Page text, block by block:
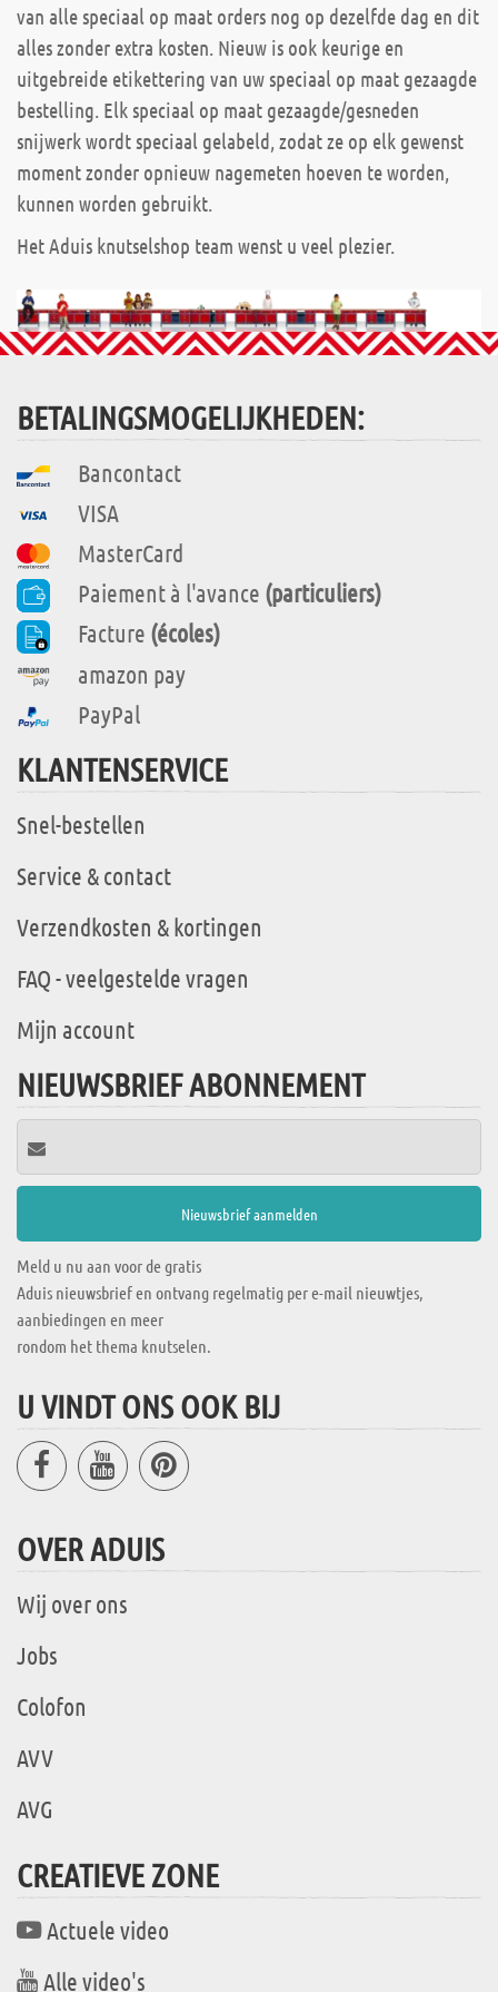
van alle speciaal op maat orders nog op dezelfde dag en dit
alles zonder extra kosten. Nieuw is ook keurige en
uitgebreide etikettering van uw speciaal op maat gezaagde
bestelling. Elk speciaal op maat gezaagde/gesneden
snijwerk wordt speciaal gelabeld, zodat ze op elk gewenst
moment zonder opnieuw nagemeten hoeven te worden,
kunnen worden gebruikt.
Het Aduis knutselshop team wenst u veel plezier.
BETALINGSMOGELIJKHEDEN:
Bancontact
VISA
MasterCard
Paiement à l'avance (particuliers)
Facture (écoles)
amazon pay
PayPal
KLANTENSERVICE
Snel-bestellen
Service & contact
Verzendkosten & kortingen
FAQ - veelgestelde vragen
Mijn account
NIEUWSBRIEF ABONNEMENT
Meld u nu aan voor de gratis
Aduis nieuwsbrief en ontvang regelmatig per e-mail nieuwtjes,
aanbiedingen en meer
rondom het thema knutselen.
U VINDT ONS OOK BIJ
OVER ADUIS
Wij over ons
Jobs
Colofon
AVV
AVG
CREATIEVE ZONE
Actuele video
Alle video's